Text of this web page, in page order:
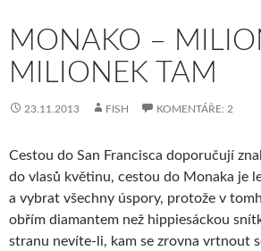
MONAKO –
MILIONEK TAM
23.11.2013 FISH KOMENTÁŘE: 2
Cestou do San Francisca doporučují
do vlasů květinu, cestou do Monaka je
a vybrat všechny úspory, protože v
obřím diamantem než hippiesáckou
stranu nevíte-li, kam se zrovna vrtnout